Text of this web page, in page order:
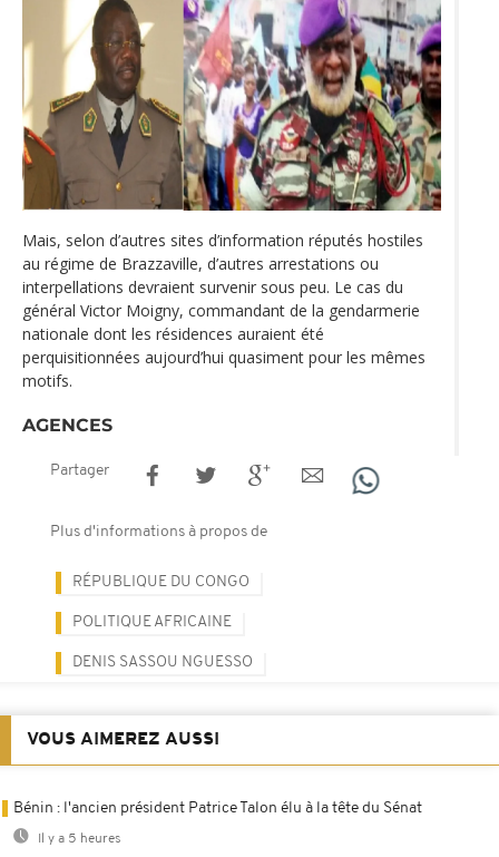
Mais, selon d’autres sites d’information réputés hostiles
au régime de Brazzaville, d’autres arrestations ou
interpellations devraient survenir sous peu. Le cas du
général Victor Moigny, commandant de la gendarmerie
nationale dont les résidences auraient été
perquisitionnées aujourd’hui quasiment pour les mêmes
motifs.
AGENCES
Partager
Plus d'informations à propos de
RÉPUBLIQUE DU CONGO
POLITIQUE AFRICAINE
DENIS SASSOU NGUESSO
VOUS AIMEREZ AUSSI
Bénin : l'ancien président Patrice Talon élu à la tête du Sénat
Il y a 5 heures